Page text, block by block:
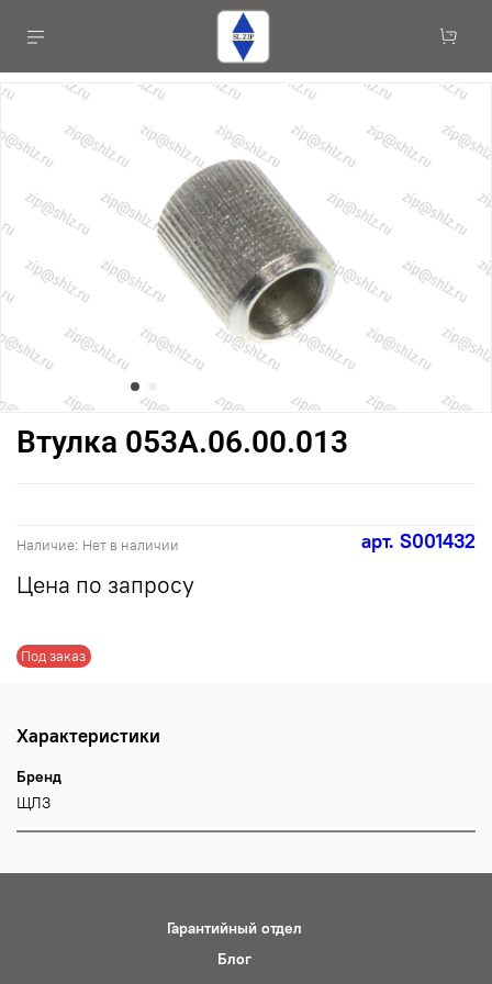
арт. S001432
Наличие: Нет в наличии
Под заказ
Втулка 053А.06.00.013
Цена по запросу
Характеристики
Бренд
ЩЛЗ
Гарантийный отдел
Блог